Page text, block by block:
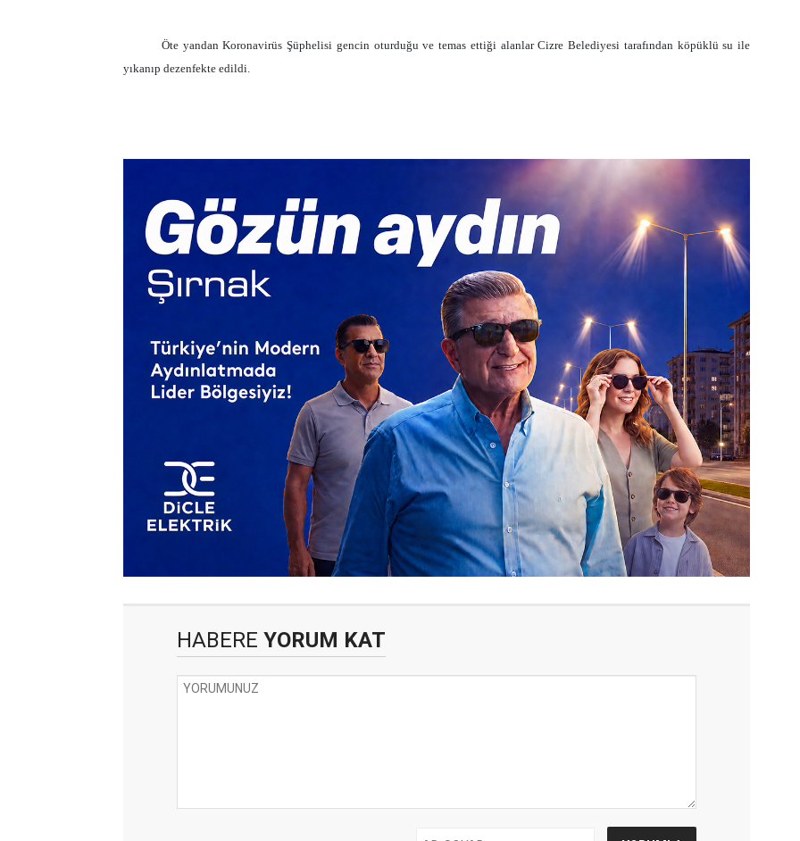
Öte yandan Koronavirüs Şüphelisi gencin oturduğu ve temas ettiği alanlar Cizre Belediyesi tarafından köpüklü su ile
yıkanıp dezenfekte edildi.
HABERE YORUM KAT